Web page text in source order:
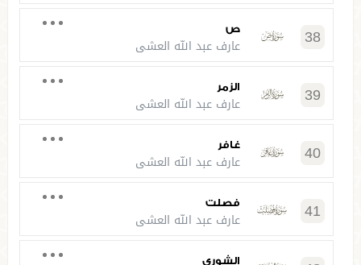
38 ص
عارف عبد الله العشي
39 الزمر
عارف عبد الله العشي
40 غافر
عارف عبد الله العشي
41 فصلت
عارف عبد الله العشي
الشورى